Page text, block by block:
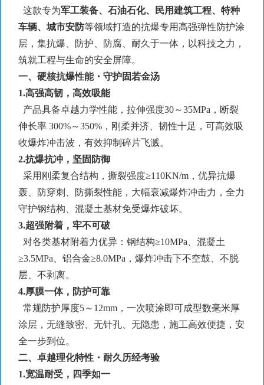
这款专为军工装备、石油石化、民用建筑工程、特种
车辆、城市安防等领域打造的抗爆专用高强弹性防护涂
层，集抗爆、防护、防腐、耐久于一体，以科技之力，
筑就工程与生命的安全屏障。
一、硬核抗爆性能・守护固若金汤
1.高强高韧，高效吸能
产品具备卓越力学性能，拉伸强度30～35MPa，断裂
伸长率 300%～350%，刚柔并济、韧性十足，可高效吸
收爆炸冲击波，有效抑制碎片飞溅。
2.抗爆抗冲，坚固防御
采用刚柔复合结构， 撕裂强度≥110KN/m，优异抗爆
轰、防穿刺、防撕裂性能，大幅衰减爆炸冲击力，全力
守护钢结构、混凝土基材免受爆炸破坏。
3.超强附着，牢不可破
对各类基材附着力优异：钢结构≥10MPa、混凝土
≥3.5MPa、铝合金≥8.0MPa，爆炸冲击下不空鼓、不脱
层、不剥离。
4.厚膜一体，防护可靠
常规防护厚度5～12mm，一次喷涂即可成型数毫米厚
涂层，无缝致密、无针孔、无隐患，施工高效便捷，安
全一步到位。
二、卓越理化特性・耐久历经考验
1.宽温耐受，四季如一